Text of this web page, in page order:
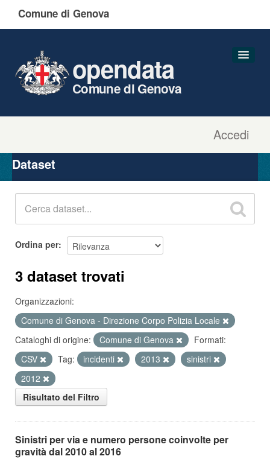
Comune di Genova
Accedi
opendata
Comune di Genova
Organizzazioni
Gruppi
Dataset
Ordina per
3 dataset trovati
Organizzazioni:
Comune di Genova - Direzione Corpo Polizia Locale
Cataloghi di origine:
Comune di Genova
Formati:
CSV
Tag: incidenti 2013
sinistri
2012
Risultato del Filtro
Sinistri per via e numero persone coinvolte per
gravità dal 2010 al 2016